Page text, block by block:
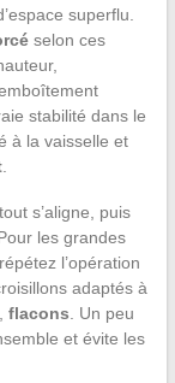
superflu.
selon ces
stabilité dans le
à la vaisselle et
.
s’aligne, puis
les grandes
l’opération
adaptés à
flacons . Un peu
et évite les